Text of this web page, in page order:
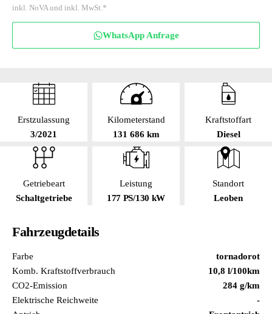
inkl. NoVA und inkl. MwSt.*
WhatsApp Anfrage
Erstzulassung
3/2021
Kilometerstand
131 686 km
Kraftstoffart
Diesel
Getriebeart
Schaltgetriebe
Leistung
177 PS/130 kW
Standort
Leoben
Fahrzeugdetails
Farbe
tornadorot
Komb. Kraftstoffverbrauch
10,8 l/100km
CO2-Emission
284 g/km
Elektrische Reichweite
-